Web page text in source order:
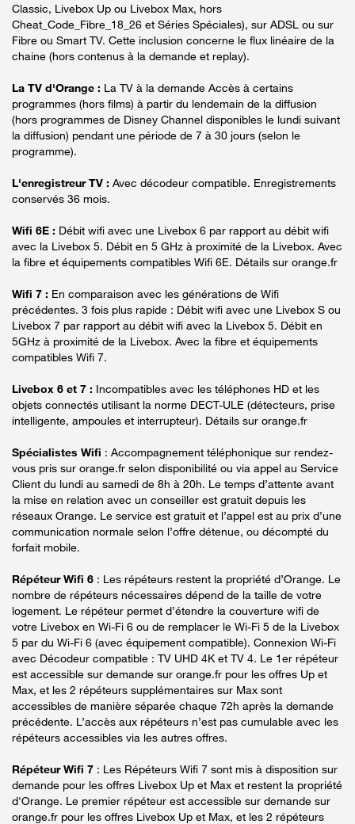
Classic, Livebox Up ou Livebox Max, hors
Cheat_Code_Fibre_18_26 et Séries Spéciales), sur ADSL ou sur
Fibre ou Smart TV. Cette inclusion concerne le flux linéaire de la
chaine (hors contenus à la demande et replay).
La TV d'Orange : La TV à la demande Accès à certains
programmes (hors films) à partir du lendemain de la diffusion
(hors programmes de Disney Channel disponibles le lundi suivant
la diffusion) pendant une période de 7 à 30 jours (selon le
programme).
L'enregistreur TV : Avec décodeur compatible. Enregistrements
conservés 36 mois.
Wifi 6E : Débit wifi avec une Livebox 6 par rapport au débit wifi
avec la Livebox 5. Débit en 5 GHz à proximité de la Livebox. Avec
la fibre et équipements compatibles Wifi 6E. Détails sur orange.fr
Wifi 7 : En comparaison avec les générations de Wifi
précédentes. 3 fois plus rapide : Débit wifi avec une Livebox S ou
Livebox 7 par rapport au débit wifi avec la Livebox 5. Débit en
5GHz à proximité de la Livebox. Avec la fibre et équipements
compatibles Wifi 7.
Livebox 6 et 7 : Incompatibles avec les téléphones HD et les
objets connectés utilisant la norme DECT-ULE (détecteurs, prise
intelligente, ampoules et interrupteur). Détails sur orange.fr
Spécialistes Wifi : Accompagnement téléphonique sur rendez-
vous pris sur orange.fr selon disponibilité ou via appel au Service
Client du lundi au samedi de 8h à 20h. Le temps d’attente avant
la mise en relation avec un conseiller est gratuit depuis les
réseaux Orange. Le service est gratuit et l’appel est au prix d’une
communication normale selon l’offre détenue, ou décompté du
forfait mobile.
Répéteur Wifi 6 : Les répéteurs restent la propriété d’Orange. Le
nombre de répéteurs nécessaires dépend de la taille de votre
logement. Le répéteur permet d’étendre la couverture wifi de
votre Livebox en Wi-Fi 6 ou de remplacer le Wi-Fi 5 de la Livebox
5 par du Wi-Fi 6 (avec équipement compatible). Connexion Wi-Fi
avec Décodeur compatible : TV UHD 4K et TV 4. Le 1er répéteur
est accessible sur demande sur orange.fr pour les offres Up et
Max, et les 2 répéteurs supplémentaires sur Max sont
accessibles de manière séparée chaque 72h après la demande
précédente. L’accès aux répéteurs n’est pas cumulable avec les
répéteurs accessibles via les autres offres.
Répéteur Wifi 7 : Les Répéteurs Wifi 7 sont mis à disposition sur
demande pour les offres Livebox Up et Max et restent la propriété
d'Orange. Le premier répéteur est accessible sur demande sur
orange.fr pour les offres Livebox Up et Max, et les 2 répéteurs